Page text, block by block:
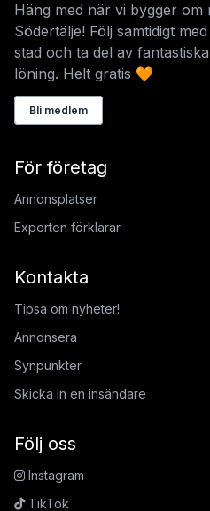
Häng med när vi bygger om
Södertälje! Följ samtidigt
stad och ta del av
löning. Helt gratis 🧡
Bli medlem
För företag
Annonsplatser
Experten förklarar
Kontakta
Tipsa om nyheter!
Annonsera
Synpunkter
Skicka in en insändare
Följ oss
Instagram
TikTok